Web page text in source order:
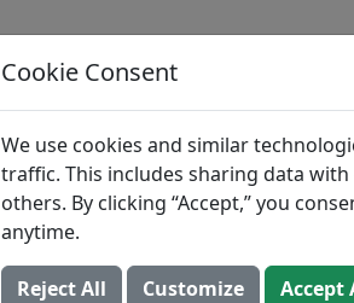
Beste
Bulking
23. Oktober 2023 (Aktualisiert: 2.
Cookie Consent
We use cookies and similar
traffic. This includes sharing data
others. By clicking “Accept,” you
anytime.
Reject All Customize Accept